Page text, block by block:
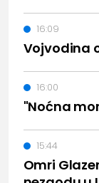
Vojvodina
16:09
"Noćna
16:00
Omri
15:44